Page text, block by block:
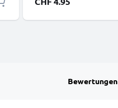
Bewertungen